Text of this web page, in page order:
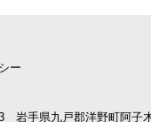
ー
岩手県九戸郡洋野町阿子